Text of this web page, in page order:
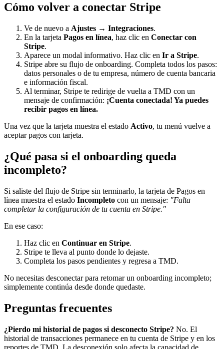
Cómo volver a conectar Stripe
Ve de nuevo a Ajustes → Integraciones.
En la tarjeta Pagos en línea, haz clic en Conectar con
Stripe.
Aparece un modal informativo. Haz clic en Ir a Stripe.
Stripe abre su flujo de onboarding. Completa todos los pasos:
datos personales o de tu empresa, número de cuenta bancaria
e información fiscal.
Al terminar, Stripe te redirige de vuelta a TMD con un
mensaje de confirmación: ¡Cuenta conectada! Ya puedes
recibir pagos en línea.
Una vez que la tarjeta muestra el estado Activo, tu menú vuelve a
aceptar pagos con tarjeta.
¿Qué pasa si el onboarding queda
incompleto?
Si saliste del flujo de Stripe sin terminarlo, la tarjeta de Pagos en
línea muestra el estado Incompleto con un mensaje: "Falta
completar la configuración de tu cuenta en Stripe."
En ese caso:
Haz clic en Continuar en Stripe.
Stripe te lleva al punto donde lo dejaste.
Completa los pasos pendientes y regresa a TMD.
No necesitas desconectar para retomar un onboarding incompleto;
simplemente continúa desde donde quedaste.
Preguntas frecuentes
¿Pierdo mi historial de pagos si desconecto Stripe? No. El
historial de transacciones permanece en tu cuenta de Stripe y en los
reportes de TMD. La desconexión solo afecta la capacidad de